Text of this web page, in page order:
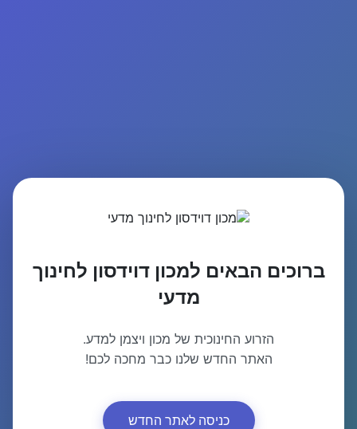
ברוכים הבאים למכון דוידסון לחינוך
מדעי
הזרוע החינוכית של מכון ויצמן למדע.
האתר החדש שלנו כבר מחכה לכם!
כניסה לאתר החדש